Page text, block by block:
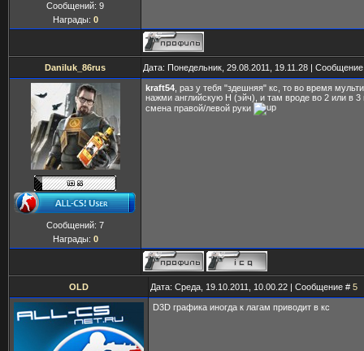
Сообщений: 9
Награды: 0
Daniluk_86rus Дата: Понедельник, 29.08.2011, 19.11.28 |
Сообщений: 7
Награды: 0
kraft54 , раз у тебя "здешняя" кс, то во время
нажми английскую H (эйч), и там вроде во 2 или в 3
смена правой/левой руки
OLD Дата: Среда, 19.10.2011, 10.00.22 | Сообщение # 5
D3D графика иногда к лагам приводит в кс